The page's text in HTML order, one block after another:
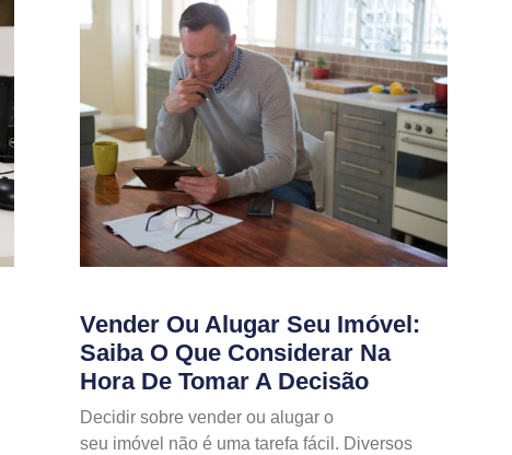
Vender Ou Alugar Seu Imóvel:
Saiba O Que Considerar Na
Hora De Tomar A Decisão
Decidir sobre vender ou alugar o
seu imóvel não é uma tarefa fácil. Diversos